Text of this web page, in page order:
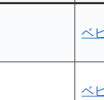
ベ
ベ